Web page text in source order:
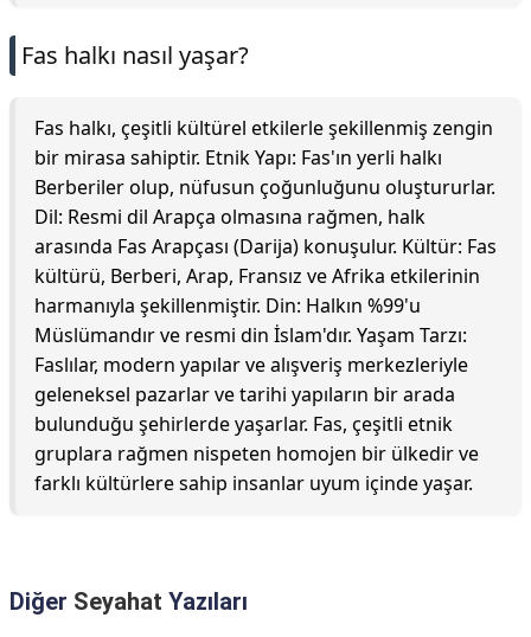
Fas halkı nasıl yaşar?
Fas halkı, çeşitli kültürel etkilerle şekillenmiş zengin
bir mirasa sahiptir. Etnik Yapı: Fas'ın yerli halkı
Berberiler olup, nüfusun çoğunluğunu oluştururlar.
Dil: Resmi dil Arapça olmasına rağmen, halk
arasında Fas Arapçası (Darija) konuşulur. Kültür: Fas
kültürü, Berberi, Arap, Fransız ve Afrika etkilerinin
harmanıyla şekillenmiştir. Din: Halkın %99'u
Müslümandır ve resmi din İslam'dır. Yaşam Tarzı:
Faslılar, modern yapılar ve alışveriş merkezleriyle
geleneksel pazarlar ve tarihi yapıların bir arada
bulunduğu şehirlerde yaşarlar. Fas, çeşitli etnik
gruplara rağmen nispeten homojen bir ülkedir ve
farklı kültürlere sahip insanlar uyum içinde yaşar.
Diğer Seyahat Yazıları